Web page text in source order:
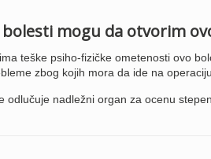
mogu da otvorim
teške psiho-fizičke ometenosti ovo
zbog kojih mora da ide na
odlučuje nadležni organ za ocenu